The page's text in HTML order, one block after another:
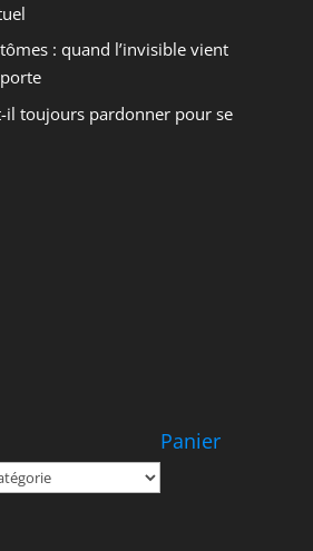
: quand l’invisible vient
il toujours pardonner pour se
Panier